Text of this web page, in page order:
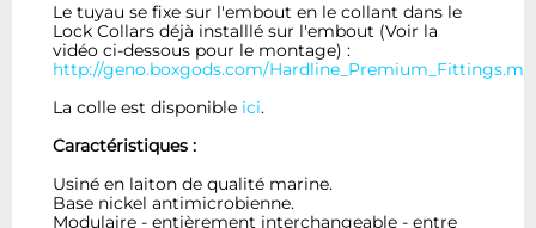
Le tuyau se fixe sur l'embout en le collant dans le
Lock Collars déjà installlé sur l'embout (Voir la
vidéo ci-dessous pour le montage) :
http://geno.boxgods.com/
La colle est disponible ici.
Caractéristiques :
Usiné en laiton de qualité marine.
Base nickel antimicrobienne.
Modulaire - entièrement interchangeable - entre